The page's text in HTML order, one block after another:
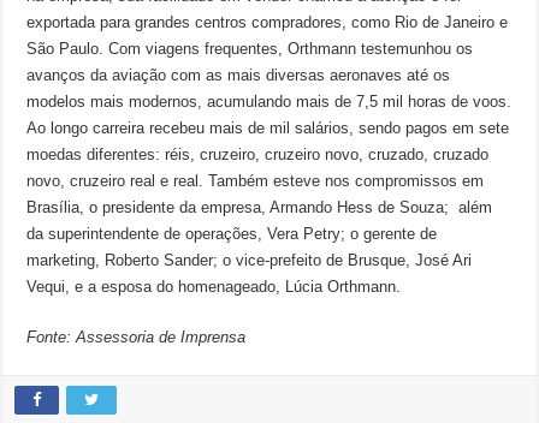
exportada para grandes centros compradores, como Rio de Janeiro e
São Paulo. Com viagens frequentes, Orthmann testemunhou os
avanços da aviação com as mais diversas aeronaves até os
modelos mais modernos, acumulando mais de 7,5 mil horas de voos.
Ao longo carreira recebeu mais de mil salários, sendo pagos em sete
moedas diferentes: réis, cruzeiro, cruzeiro novo, cruzado, cruzado
novo, cruzeiro real e real. Também esteve nos compromissos em
Brasília, o presidente da empresa, Armando Hess de Souza; além
da superintendente de operações, Vera Petry; o gerente de
marketing, Roberto Sander; o vice-prefeito de Brusque, José Ari
Vequi, e a esposa do homenageado, Lúcia Orthmann.
Fonte: Assessoria de Imprensa